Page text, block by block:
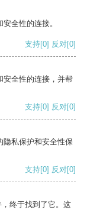
全性的连接。
支持[0] 反对[0]
安全性的连接，并帮
支持[0] 反对[0]
隐私保护和安全性保
支持[0] 反对[0]
终于找到了它。这